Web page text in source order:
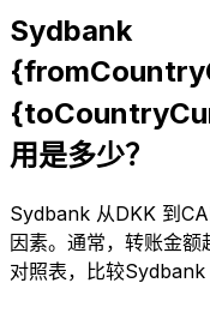
Sydbank
用是多少？
Sydbank 从DKK 到
因素。通常，转账金
对照表，比较Sydbank